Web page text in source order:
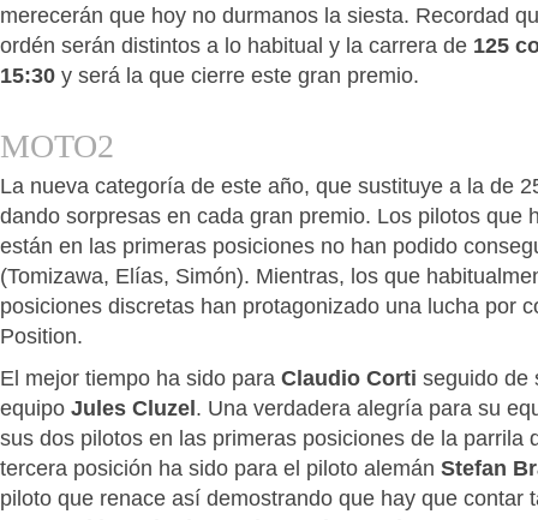
merecerán que hoy no durmanos la siesta. Recordad
ordén serán distintos a lo habitual y la carrera de 125
15:30 y será la que cierre este gran premio.
MOTO2
La nueva categoría de este año, que sustituye a la de
dando sorpresas en cada gran premio. Los pilotos que
están en las primeras posiciones no han podido
(Tomizawa, Elías, Simón). Mientras, los que
posiciones discretas han protagonizado una lucha por
Position.
El mejor tiempo ha sido para Claudio Corti seguido de
equipo Jules Cluzel . Una verdadera alegría para su
sus dos pilotos en las primeras posiciones de la parrila
tercera posición ha sido para el piloto alemán Stefan
piloto que renace así demostrando que hay que contar